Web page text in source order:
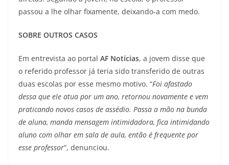
passou a lhe olhar fixamente, deixando-a com medo.
SOBRE OUTROS CASOS
Em entrevista ao portal AF Notícias, a jovem disse que
o referido professor já teria sido transferido de outras
duas escolas por esse mesmo motivo. “Foi afastado
dessa que ele atua por um ano, retornou novamente e vem
praticando novos casos de assédio. Passa a mão na bunda
de aluna, manda mensagem intimidadora, fica intimidando
aluno com olhar em sala de aula, então é frequente por
esse professor”, denunciou.